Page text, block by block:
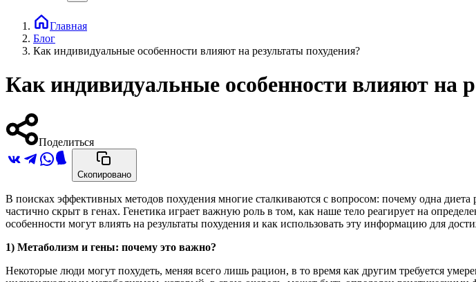
Главная
Блог
Как индивидуальные особенности влияют на результаты похудения?
Как индивидуальные особенности влияют на
Поделиться
Скопировано
В поисках эффективных методов похудения многие сталкиваются с вопросом: почему одна
частично скрыт в генах. Генетика играет важную роль в том, как наше тело реагирует на
особенности могут влиять на результаты похудения и как использовать эту информацию для
1) Метаболизм и гены: почему это важно?
Некоторые люди могут похудеть, меняя всего лишь рацион, в то время как другим требуется